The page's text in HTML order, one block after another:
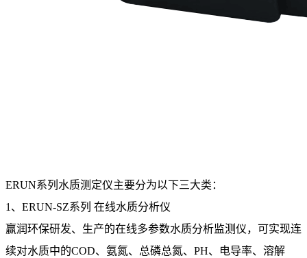
ERUN系列水质测定仪主要分为以下三大类：
1、ERUN-SZ系列 在线水质分析仪
赢润环保研发、生产的在线多参数水质分析监测仪，可实现连
续对水质中的COD、氨氮、总磷总氮、PH、电导率、溶解